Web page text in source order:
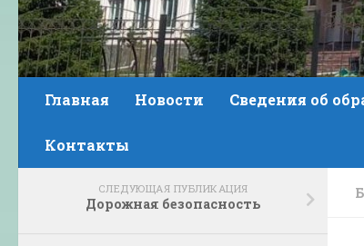
Главная Новости Сведения об
Контакты
СЛЕДУЮЩАЯ ПУБЛИКАЦИЯ
Дорожная безопасность